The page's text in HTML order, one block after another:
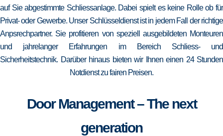
auf Sie abgestimmte Schliessanlage. Dabei spielt es keine Rolle ob für
Privat- oder Gewerbe. Unser Schlüsseldienst ist in jedem Fall der richtige
Anpsrechpartner. Sie profitieren von speziell ausgebildeten Monteuren
und jahrelanger Erfahrungen im Bereich Schliess- und
Sicherheitstechnik. Darüber hinaus bieten wir Ihnen einen 24 Stunden
Notdienst zu fairen Preisen.
Door Management – The next
generation